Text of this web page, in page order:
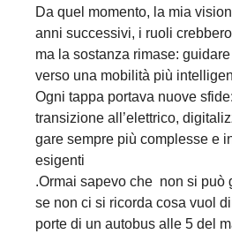
Da quel momento, la mia
anni successivi, i ruoli
ma la sostanza rimase:
verso una mobilità più
Ogni tappa portava nuove
transizione all’elettrico,
gare sempre più complesse e
esigenti
.Ormai sapevo che non si può
se non ci si ricorda cosa vuol
porte di un autobus alle 5 del